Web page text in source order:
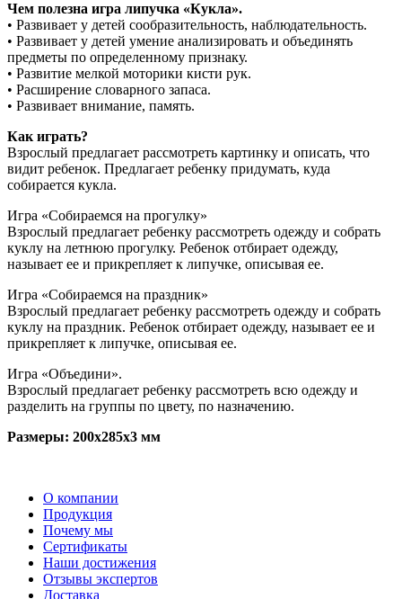
Чем полезна игра липучка «Кукла».
• Развивает у детей сообразительность, наблюдательность.
• Развивает у детей умение анализировать и объединять
предметы по определенному признаку.
• Развитие мелкой моторики кисти рук.
• Расширение словарного запаса.
• Развивает внимание, память.
Как играть?
Взрослый предлагает рассмотреть картинку и описать, что
видит ребенок. Предлагает ребенку придумать, куда
собирается кукла.
Игра «Собираемся на прогулку»
Взрослый предлагает ребенку рассмотреть одежду и собрать
куклу на летнюю прогулку. Ребенок отбирает одежду,
называет ее и прикрепляет к липучке, описывая ее.
Игра «Собираемся на праздник»
Взрослый предлагает ребенку рассмотреть одежду и собрать
куклу на праздник. Ребенок отбирает одежду, называет ее и
прикрепляет к липучке, описывая ее.
Игра «Объедини».
Взрослый предлагает ребенку рассмотреть всю одежду и
разделить на группы по цвету, по назначению.
Размеры: 200x285x3 мм
О компании
Продукция
Почему мы
Сертификаты
Наши достижения
Отзывы экспертов
Доставка